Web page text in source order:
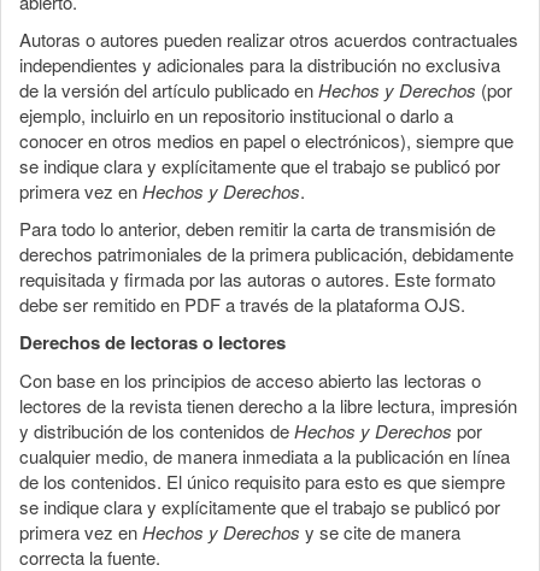
Autoras o autores pueden realizar otros acuerdos contractuales
independientes y adicionales para la distribución no exclusiva
de la versión del artículo publicado enHechos y Derechos (por
ejemplo, incluirlo en un repositorio institucional o darlo a
conocer en otros medios en papel o electrónicos), siempre que
se indique clara y explícitamente que el trabajo se publicó por
primera vez enHechos y Derechos.
Para todo lo anterior, deben remitir la carta de transmisión de
derechos patrimoniales de la primera publicación, debidamente
requisitada y firmada por las autoras o autores. Este formato
debe ser remitido en PDF a través de la plataforma OJS.
Derechos de lectoras o lectores
Con base en los principios de acceso abierto las lectoras o
lectores de la revista tienen derecho a la libre lectura, impresión
y distribución de los contenidos deHechos y Derechos por
cualquier medio, de manera inmediata a la publicación en línea
de los contenidos. El único requisito para esto es que siempre
se indique clara y explícitamente que el trabajo se publicó por
primera vez enHechos y Derechos y se cite de manera
correcta la fuente.